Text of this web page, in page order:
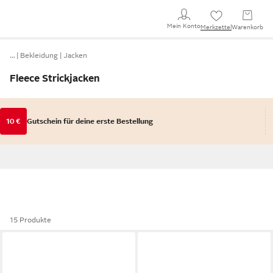
Mein KontoMerkzettel Warenkorb
… Bekleidung Jacken
Fleece Strickjacken
10 € Gutschein für deine erste Bestellung
15 Produkte